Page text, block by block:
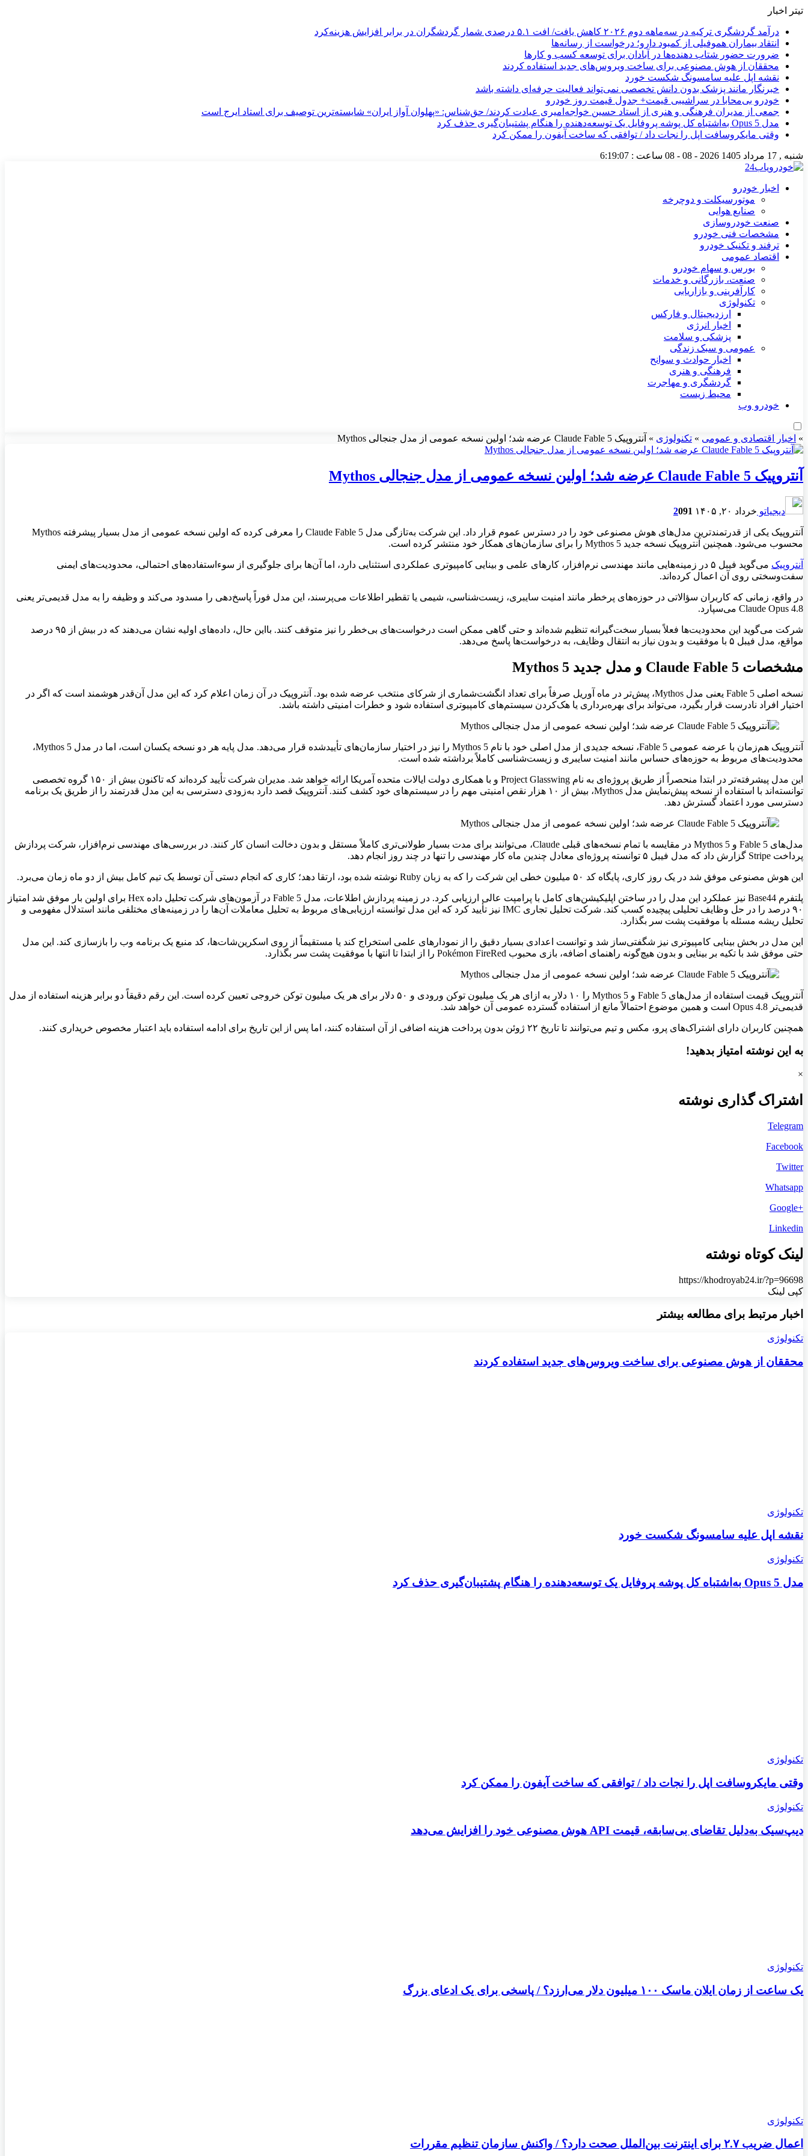
تیتر اخبار
درآمد گردشگری ترکیه در سه‌ماهه دوم ۲۰۲۶ کاهش یافت/ افت ۵.۱ درصدی شمار گردشگران در برابر افزایش هزینه‌کرد
انتقاد بیماران هموفیلی از کمبود دارو؛ درخواست از رسانه‌ها
ضرورت حضور شتاب ‌دهنده‌ها در آبادان برای توسعه کسب‌ و کارها
محققان از هوش مصنوعی برای ساخت ویروس‌های جدید استفاده کردند
نقشه اپل علیه سامسونگ شکست خورد
خبرنگار مانند پزشک بدون دانش تخصصی نمی‌تواند فعالیت حرفه‌ای داشته باشد
خودرو بی‌محابا در سراشیبی قیمت+ جدول قیمت روز خودرو
جمعی از مدیران فرهنگی و هنری از استاد حسین خواجه‌امیری عیادت کردند/ حق‌شناس: «پهلوان آواز ایران» شایسته‌ترین توصیف برای استاد ایرج است
مدل Opus 5 به‌اشتباه کل پوشه پروفایل یک توسعه‌دهنده را هنگام پشتیبان‌گیری حذف کرد
وقتی مایکروسافت اپل را نجات داد / توافقی که ساخت آیفون را ممکن کرد
شنبه , 17 مرداد 1405 2026 - 08 - 08 ساعت : 6:19:08
اخبار خودرو
موتورسیکلت و دوچرخه
صنایع هوایی
صنعت خودروسازی
مشخصات فنی خودرو
ترفند و تکنیک خودرو
اقتصاد عمومی
بورس و سهام خودرو
صنعت، بازرگانی و خدمات
کارآفرینی و بازاریابی
تکنولوژی
ارزدیجیتال و فارکس
اخبار انرژی
پزشکی و سلامت
عمومی و سبک زندگی
اخبار حوادث و سوانح
فرهنگی و هنری
گردشگری و مهاجرت
محیط زیست
خودرو وب
» اخبار اقتصادی و عمومی » تکنولوژی » آنتروپیک Claude Fable 5 عرضه شد؛ اولین نسخه عمومی از مدل جنجالی Mythos
آنتروپیک Claude Fable 5 عرضه شد؛ اولین نسخه عمومی از مدل جنجالی Mythos
دیجیاتو خرداد ۲۰, ۱۴۰۵ 2091
آنتروپیک یکی از قدرتمندترین مدل‌های هوش مصنوعی خود را در دسترس عموم قرار داد. این شرکت به‌تازگی مدل Claude Fable 5 را معرفی کرده که اولین نسخه عمومی از مدل بسیار پیشرفته Mythos
محسوب می‌شود. همچنین آنتروپیک نسخه جدید Mythos 5 را برای سازمان‌های همکار خود منتشر کرده است.
آنتروپیک
می‌گوید فیبل ۵ در زمینه‌هایی مانند مهندسی نرم‌افزار، کارهای علمی و بینایی کامپیوتری عملکردی استثنایی دارد، اما آن‌ها برای جلوگیری از سوءاستفاده‌های احتمالی، محدودیت‌های ایمنی
سفت‌وسختی روی آن اعمال کرده‌اند.
در واقع، زمانی که کاربران سؤالاتی در حوزه‌های پرخطر مانند امنیت سایبری، زیست‌شناسی، شیمی یا تقطیر اطلاعات می‌پرسند، این مدل فوراً پاسخ‌دهی را مسدود می‌کند و وظیفه را به مدل قدیمی‌تر یعنی
Claude Opus 4.8 می‌سپارد.
شرکت می‌گوید این محدودیت‌ها فعلاً بسیار سخت‌گیرانه تنظیم شده‌اند و حتی گاهی ممکن است درخواست‌های بی‌خطر را نیز متوقف کنند. بااین حال، داده‌های اولیه نشان می‌دهند که در بیش از ۹۵ درصد
مواقع، مدل فیبل ۵ با موفقیت و بدون نیاز به انتقال وظایف، به درخواست‌ها پاسخ می‌دهد.
مشخصات Claude Fable 5 و مدل جدید Mythos 5
نسخه اصلی Fable 5 یعنی مدل Mythos، پیش‌تر در ماه آوریل صرفاً برای تعداد انگشت‌شماری از شرکای منتخب عرضه شده بود. آنتروپیک در آن زمان اعلام کرد که این مدل آن‌قدر هوشمند است که اگر در
اختیار افراد نادرست قرار بگیرد، می‌تواند برای بهره‌برداری یا هک‌کردن سیستم‌های کامپیوتری استفاده شود و خطرات امنیتی داشته باشد.
آنتروپیک هم‌زمان با عرضه عمومی Fable 5، نسخه جدیدی از مدل اصلی خود با نام 5 Mythos را نیز در اختیار سازمان‌های تأییدشده قرار می‌دهد. مدل پایه هر دو نسخه یکسان است، اما در مدل Mythos 5،
محدودیت‌های مربوط به حوزه‌های حساس مانند امنیت سایبری و زیست‌شناسی کاملاً برداشته شده است.
این مدل پیشرفته‌تر در ابتدا منحصراً از طریق پروژه‌ای به نام Project Glasswing و با همکاری دولت ایالات متحده آمریکا ارائه خواهد شد. مدیران شرکت تأیید کرده‌اند که تاکنون بیش از ۱۵۰ گروه تخصصی
توانسته‌اند با استفاده از نسخه پیش‌نمایش مدل Mythos، بیش از ۱۰ هزار نقص امنیتی مهم را در سیستم‌های خود کشف کنند. آنتروپیک قصد دارد به‌زودی دسترسی به این مدل قدرتمند را از طریق یک برنامه
دسترسی مورد اعتماد گسترش دهد.
مدل‌های Fable 5 و Mythos 5 در مقایسه با تمام نسخه‌های قبلی Claude، می‌توانند برای مدت بسیار طولانی‌تری کاملاً مستقل و بدون دخالت انسان کار کنند. در بررسی‌های مهندسی نرم‌افزار، شرکت پردازش
پرداخت Stripe گزارش داد که مدل فیبل ۵ توانسته پروژه‌ای معادل چندین ماه کار مهندسی را تنها در چند روز انجام دهد.
این هوش مصنوعی موفق شد در یک روز کاری، پایگاه کد ۵۰ میلیون خطی این شرکت را که به زبان Ruby نوشته شده بود، ارتقا دهد؛ کاری که انجام دستی آن توسط یک تیم کامل بیش از دو ماه زمان می‌برد.
پلتفرم Base44 نیز عملکرد این مدل را در ساختن اپلیکیشن‌های کامل با پرامپت عالی ارزیابی کرد. در زمینه پردازش اطلاعات، مدل Fable 5 در آزمون‌های شرکت تحلیل داده Hex برای اولین بار موفق شد امتیاز
۹۰ درصد را در حل وظایف تحلیلی پیچیده کسب کند. شرکت تحلیل تجاری IMC نیز تأیید کرد که این مدل توانسته ارزیابی‌های مربوط به تحلیل معاملات آن‌ها را در زمینه‌های مختلفی مانند استدلال مفهومی و
تحلیل ریشه مسئله با موفقیت پشت سر بگذارد.
این مدل در بخش بینایی کامپیوتری نیز شگفتی‌ساز شد و توانست اعدادی بسیار دقیق را از نمودارهای علمی استخراج کند یا مستقیماً از روی اسکرین‌شات‌ها، کد منبع یک برنامه وب را بازسازی کند. این مدل
حتی موفق شد با تکیه بر بینایی و بدون هیچ‌گونه راهنمای اضافه، بازی محبوب Pokémon FireRed را از ابتدا تا انتها با موفقیت پشت سر بگذارد.
آنتروپیک قیمت استفاده از مدل‌های Fable 5 و Mythos 5 را ۱۰ دلار به ازای هر یک میلیون توکن ورودی و ۵۰ دلار برای هر یک میلیون توکن خروجی تعیین کرده است. این رقم دقیقاً دو برابر هزینه استفاده از مدل
قدیمی‌تر Opus 4.8 است و همین موضوع احتمالاً مانع از استفاده گسترده عمومی آن خواهد شد.
همچنین کاربران دارای اشتراک‌های پرو، مکس و تیم می‌توانند تا تاریخ ۲۲ ژوئن بدون پرداخت هزینه اضافی از آن استفاده کنند، اما پس از این تاریخ برای ادامه استفاده باید اعتبار مخصوص خریداری کنند.
به این نوشته امتیاز بدهید!
×
اشتراک گذاری نوشته
Telegram
Facebook
Twitter
Whatsapp
+Google
Linkedin
لینک کوتاه نوشته
https://khodroyab24.ir/?p=96698
کپی لینک
اخبار مرتبط برای مطالعه بیشتر
تکنولوژی
محققان از هوش مصنوعی برای ساخت ویروس‌های جدید استفاده کردند
تکنولوژی
نقشه اپل علیه سامسونگ شکست خورد
تکنولوژی
مدل Opus 5 به‌اشتباه کل پوشه پروفایل یک توسعه‌دهنده را هنگام پشتیبان‌گیری حذف کرد
تکنولوژی
وقتی مایکروسافت اپل را نجات داد / توافقی که ساخت آیفون را ممکن کرد
تکنولوژی
دیپ‌سیک به‌دلیل تقاضای بی‌سابقه، قیمت API هوش مصنوعی خود را افزایش می‌دهد
تکنولوژی
یک ساعت از زمان ایلان ماسک ۱۰۰ میلیون دلار می‌ارزد؟ / پاسخی برای یک ادعای بزرگ
تکنولوژی
اعمال ضریب ۲.۷ برای اینترنت بین‌الملل صحت دارد؟ / واکنش سازمان تنظیم مقررات